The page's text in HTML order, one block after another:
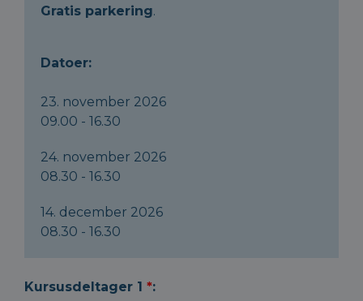
Gratis parkering.
Datoer:
23. november 2026
09.00 - 16.30
24. november 2026
08.30 - 16.30
14. december 2026
08.30 - 16.30
Kursusdeltager 1 *: